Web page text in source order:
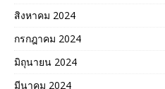
สิงหาคม 2024
กรกฎาคม 2024
มิถุนายน 2024
มีนาคม 2024